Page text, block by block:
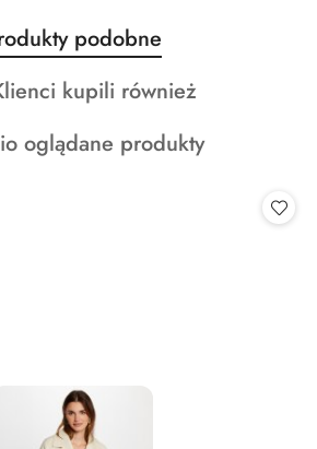
produktówpodobne
kupili również
oglądane produkty